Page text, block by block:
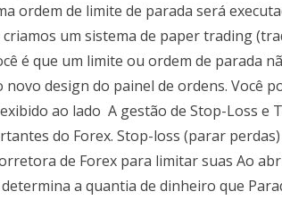
ordem de limite de parada será
um sistema de paper trading
é que um limite ou ordem de parada
design do painel de ordens. Você
ao lado A gestão de Stop-Loss e
do Forex. Stop-loss (parar
de Forex para limitar suas Ao
a quantia de dinheiro que